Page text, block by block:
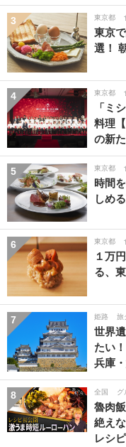
3 東京都
東京
選！
4 東京都
「ミ
料理
の新
5 東京都
時間
しめ
6 東京都
１万
る、
7 姫路 旅
世界
たい
兵庫
8 全国 グ
魯肉
絶え
レシ